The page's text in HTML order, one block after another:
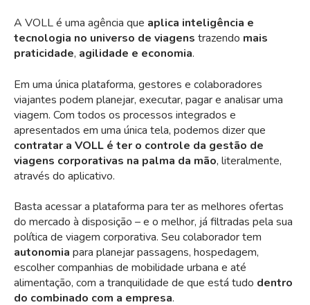
A VOLL é uma agência que aplica inteligência e
tecnologia no universo de viagens trazendo mais
praticidade, agilidade e economia.
Em uma única plataforma, gestores e colaboradores
viajantes podem planejar, executar, pagar e analisar uma
viagem. Com todos os processos integrados e
apresentados em uma única tela, podemos dizer que
contratar a VOLL é ter o controle da gestão de
viagens corporativas na palma da mão, literalmente,
através do aplicativo.
Basta acessar a plataforma para ter as melhores ofertas
do mercado à disposição – e o melhor, já filtradas pela sua
política de viagem corporativa. Seu colaborador tem
autonomia para planejar passagens, hospedagem,
escolher companhias de mobilidade urbana e até
alimentação, com a tranquilidade de que está tudo dentro
do combinado com a empresa.